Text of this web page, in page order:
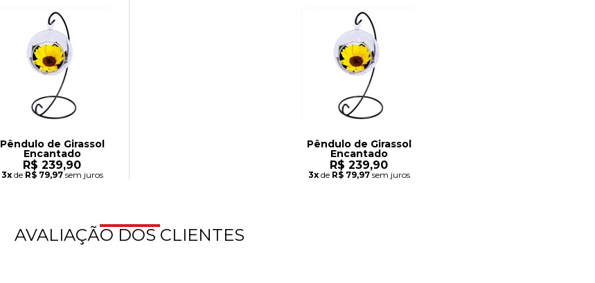
Pêndulo de Girassol
Encantado
R$ 239,90
3xde R$ 79,97sem juros
Pêndulo de Girassol
Encantado
R$ 239,90
3xde R$ 79,97sem juros
AVALIAÇÃO DOS CLIENTES